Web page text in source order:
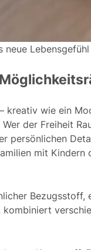
neue
kreativ wie ein
der Freiheit
persönlichen
mit
kombiniert